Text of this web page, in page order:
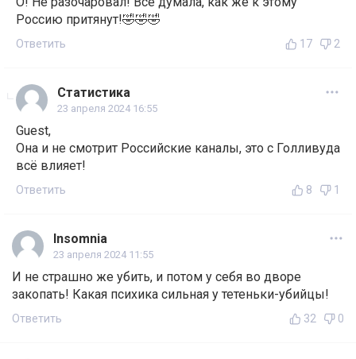
Россию притянут!🤣🤣🤣
Ответить 17 2
Статистика
23 апреля 2024 16:55
Guest,
Она и не смотрит Российские каналы, это с Голливуда
всё влияет!
Ответить 8 1
Insomnia
23 апреля 2024 11:55
И не страшно же убить, и потом у себя во дворе
закопать! Какая психика сильная у тетеньки-убийцы!
Ответить 32 0